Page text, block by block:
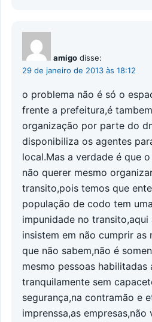
amigo disse:
29 de janeiro de 2013 às 18:12
o problema não é só o
frente a prefeitura,é
organização por parte do
disponibiliza os agentes
local.Mas a verdade é que
não querer mesmo
transito,pois temos que
população de codo tem
impunidade no transito,aqui
insistem em não cumprir as
que não sabem,não é
mesmo pessoas habilitadas
tranquilamente sem
segurança,na contramão e
imprenssa,as